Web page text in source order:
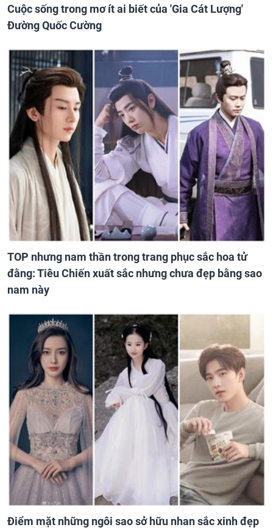
Cuộc sống trong mơ ít ai biết của 'Gia Cát Lượng'
Đường Quốc Cường
TOP nhưng nam thần trong trang phục sắc hoa tử
đằng: Tiêu Chiến xuất sắc nhưng chưa đẹp bằng sao
nam này
Điểm mặt những ngôi sao sở hữu nhan sắc xinh đẹp